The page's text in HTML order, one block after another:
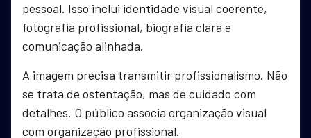
pessoal. Isso inclui identidade visual coerente,
fotografia profissional, biografia clara e
comunicação alinhada.
A imagem precisa transmitir profissionalismo. Não
se trata de ostentação, mas de cuidado com
detalhes. O público associa organização visual
com organização profissional.